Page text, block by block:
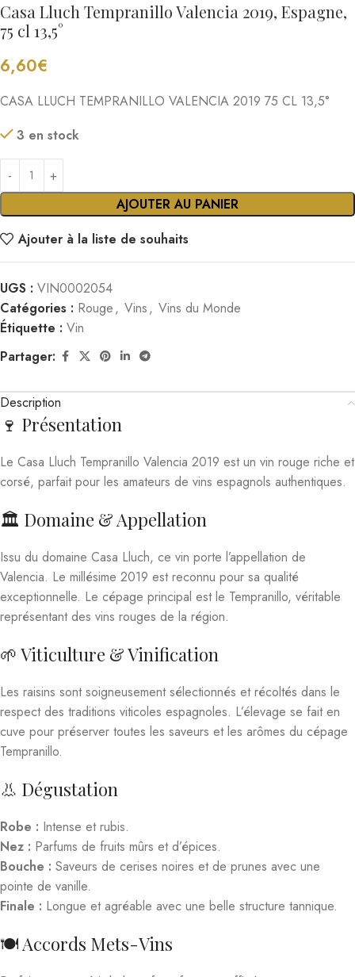
Casa Lluch Tempranillo Valencia 2019, Espagne,
75 cl 13,5°
6,60€
CASA LLUCH TEMPRANILLO VALENCIA 2019 75 CL 13,5°
3 en stock
AJOUTER AU PANIER
Ajouter à la liste de souhaits
UGS : VIN0002054
Catégories : Rouge, Vins, Vins du Monde
Étiquette : Vin
Partager:
Description
🍷 Présentation
Le Casa Lluch Tempranillo Valencia 2019 est un vin rouge riche et
corsé, parfait pour les amateurs de vins espagnols authentiques.
🏛️ Domaine & Appellation
Issu du domaine Casa Lluch, ce vin porte l’appellation de
Valencia. Le millésime 2019 est reconnu pour sa qualité
exceptionnelle. Le cépage principal est le Tempranillo, véritable
représentant des vins rouges de la région.
🌱 Viticulture & Vinification
Les raisins sont soigneusement sélectionnés et récoltés dans le
respect des traditions viticoles espagnoles. L’élevage se fait en
cuve pour préserver toutes les saveurs et les arômes du cépage
Tempranillo.
👃 Dégustation
Robe : Intense et rubis.
Nez : Parfums de fruits mûrs et d’épices.
Bouche : Saveurs de cerises noires et de prunes avec une
pointe de vanille.
Finale : Longue et agréable avec une belle structure tannique.
🍽️ Accords Mets-Vins